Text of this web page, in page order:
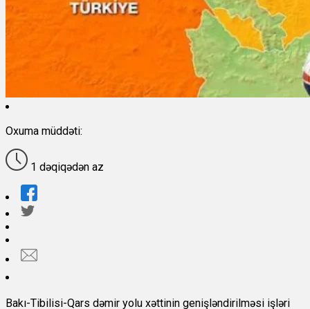
Oxuma müddəti:
1 dəqiqədən az
Bakı-Tibilisi-Qars dəmir yolu xəttinin genişləndirilməsi işləri